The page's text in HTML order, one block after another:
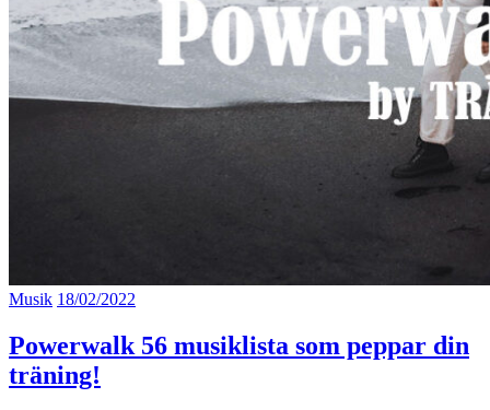
Musik 18/02/2022
Powerwalk 56 musiklista som peppar din
träning!